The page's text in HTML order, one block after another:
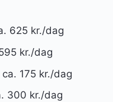
625 kr./dag
kr./dag
ca. 175 kr./dag
300 kr./dag